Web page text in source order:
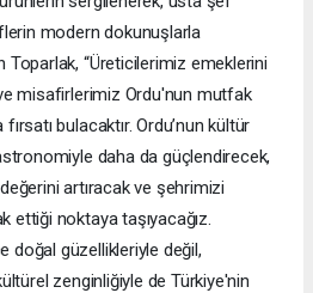
modern dokunuşlarla
Toparlak, “Üreticilerimiz emeklerini
misafirlerimiz Ordu'nun mutfak
bulacaktır. Ordu’nun kültür
daha da güçlendirecek,
artıracak ve şehrimizi
noktaya taşıyacağız.
doğal güzellikleriyle değil,
zenginliğiyle de Türkiye'nin